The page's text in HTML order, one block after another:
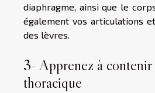
diaphragme, ainsi que le
également vos articulations
des lèvres.
3- Apprenez à
thoracique